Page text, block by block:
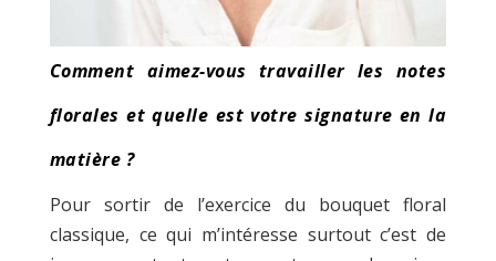
Comment aimez-vous travailler les notes
florales et quelle est votre signature en la
matière ?
Pour sortir de l’exercice du bouquet floral
classique, ce qui m’intéresse surtout c’est de